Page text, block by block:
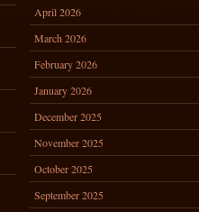
April 2026
March 2026
February 2026
January 2026
December 2025
November 2025
October 2025
September 2025